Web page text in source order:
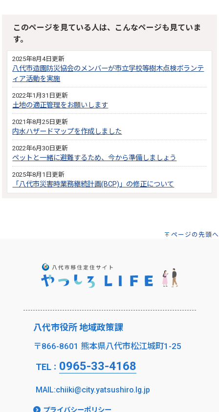
このページを見ている人は、こんなページも見ていま
す。
2025年8月4日更新
八代市造園防災協会のメンバーが市立学校等樹木点検ボランテ
ィア活動を実施
2022年1月31日更新
土地の適正管理をお願いします
2021年8月25日更新
内水ハザードマップを作成しました
2022年6月30日更新
ペットと一緒に避難するため、今から準備しましょう
2025年8月1日更新
「八代市災害時業務継続計画(BCP)」の修正について
ページの先頭へ
八代市役所 地域政策課
〒866-8601 熊本県八代市松江城町1-25
TEL： 0965-33-4168
MAIL:chiiki@city.yatsushiro.lg.jp
プライバシーポリシー